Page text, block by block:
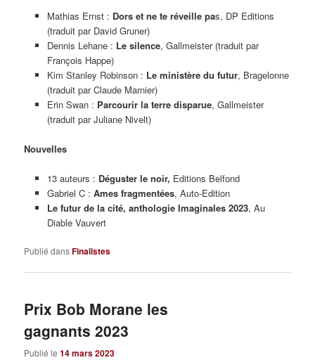
Mathias Ernst : Dors et ne te réveille pas, DP Editions
(traduit par David Gruner)
Dennis Lehane : Le silence, Gallmeister (traduit par
François Happe)
Kim Stanley Robinson : Le ministère du futur, Bragelonne
(traduit par Claude Marnier)
Erin Swan : Parcourir la terre disparue, Gallmeister
(traduit par Juliane Nivelt)
Nouvelles
13 auteurs : Déguster le noir, Editions Belfond
Gabriel C : Ames fragmentées, Auto-Edition
Le futur de la cité, anthologie Imaginales 2023, Au
Diable Vauvert
Publié dansFinalistes
Prix Bob Morane les
gagnants 2023
Publié le14 mars 2023